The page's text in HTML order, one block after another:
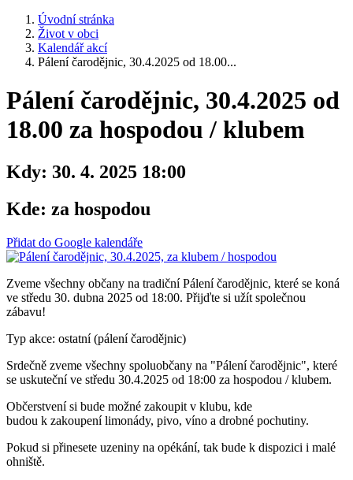
Úvodní stránka
Život v obci
Kalendář akcí
Pálení čarodějnic, 30.4.2025 od 18.00...
Pálení čarodějnic, 30.4.2025 od
18.00 za hospodou / klubem
Kdy: 30. 4. 2025 18:00
Kde: za hospodou
Přidat do Google kalendáře
Zveme všechny občany na tradiční Pálení čarodějnic, které se koná
ve středu 30. dubna 2025 od 18:00. Přijďte si užít společnou
zábavu!
Typ akce: ostatní (pálení čarodějnic)
Srdečně zveme všechny spoluobčany na "Pálení čarodějnic", které
se uskuteční ve středu 30.4.2025 od 18:00 za hospodou / klubem.
Občerstvení si bude možné zakoupit v klubu, kde
budou k zakoupení limonády, pivo, víno a drobné pochutiny.
Pokud si přinesete uzeniny na opékání, tak bude k dispozici i malé
ohniště.